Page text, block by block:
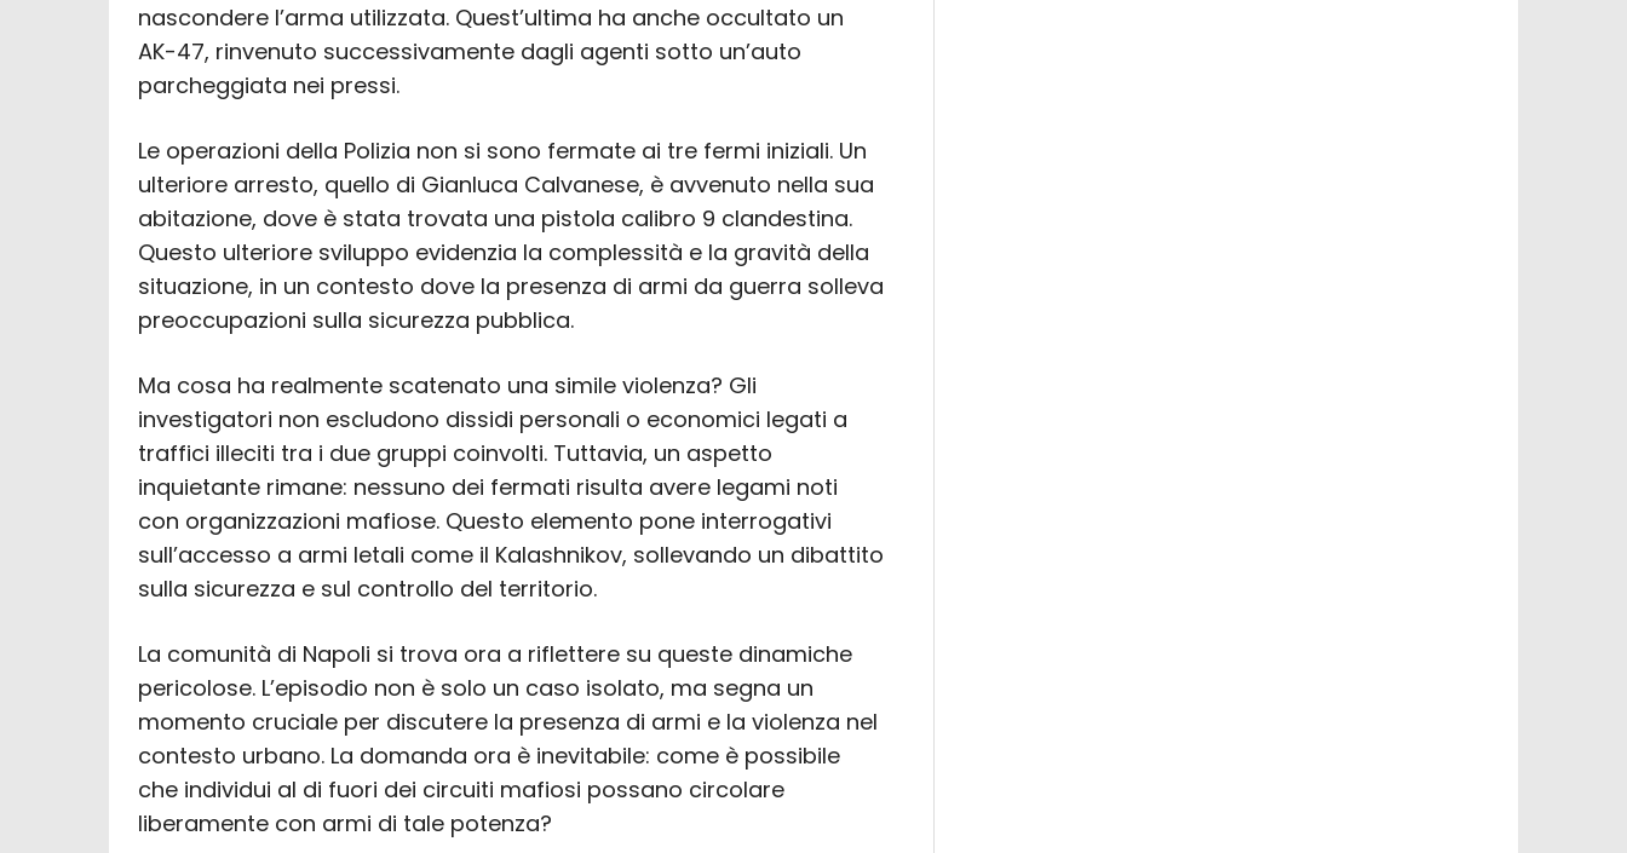
nascondere l’arma utilizzata. Quest’ultima ha anche occultato un
AK-47, rinvenuto successivamente dagli agenti sotto un’auto
parcheggiata nei pressi.
Le operazioni della Polizia non si sono fermate ai tre fermi iniziali. Un
ulteriore arresto, quello di Gianluca Calvanese, è avvenuto nella sua
abitazione, dove è stata trovata una pistola calibro 9 clandestina.
Questo ulteriore sviluppo evidenzia la complessità e la gravità della
situazione, in un contesto dove la presenza di armi da guerra solleva
preoccupazioni sulla sicurezza pubblica.
Ma cosa ha realmente scatenato una simile violenza? Gli
investigatori non escludono dissidi personali o economici legati a
traffici illeciti tra i due gruppi coinvolti. Tuttavia, un aspetto
inquietante rimane: nessuno dei fermati risulta avere legami noti
con organizzazioni mafiose. Questo elemento pone interrogativi
sull’accesso a armi letali come il Kalashnikov, sollevando un dibattito
sulla sicurezza e sul controllo del territorio.
La comunità di Napoli si trova ora a riflettere su queste dinamiche
pericolose. L’episodio non è solo un caso isolato, ma segna un
momento cruciale per discutere la presenza di armi e la violenza nel
contesto urbano. La domanda ora è inevitabile: come è possibile
che individui al di fuori dei circuiti mafiosi possano circolare
liberamente con armi di tale potenza?